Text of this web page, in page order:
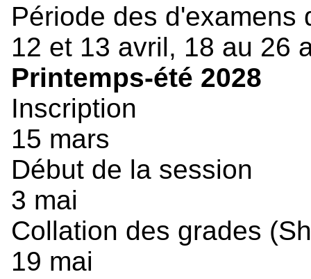
Période des d'examens
12 et 13 avril, 18 au 26
Printemps-été 2028
Inscription
15 mars
Début de la session
3 mai
Collation des grades
19 mai